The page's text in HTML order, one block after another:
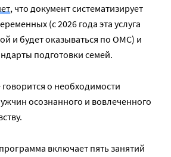
, что документ систематизирует
(с 2026 года эта услуга
и будет оказываться по ОМС) и
подготовки семей.
о необходимости
осознанного и вовлеченного
включает пять занятий